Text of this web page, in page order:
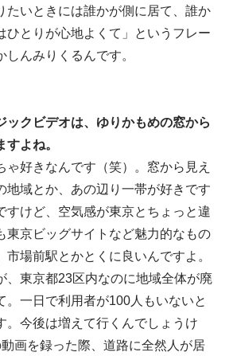
たいときには誰かが側に居て、誰か
ひとりが心地よくて」というフレー
しんみりくるんです。
ックビデオは、ゆりかもめの窓から
よね。
ゃ好きなんです（笑）。窓から見え
地域とか、あの辺り一帯が好きです
すけど、空気感が東京とちょっと違
東京ビッグサイトなど魅力的なもの
市場前駅とかとくに良いんですよ。
、東京都23区内なのに地域全体が廃
。一日で利用者が100人もいないと
。今後は増えて行くんでしょうけ
画を録った際、道路に全然人が居